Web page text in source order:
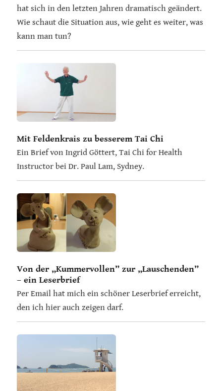
hat sich in den letzten Jahren dramatisch geändert.
Wie schaut die Situation aus, wie geht es weiter, was
kann man tun?
Mit Feldenkrais zu besserem Tai Chi
Ein Brief von Ingrid Göttert, Tai Chi for Health
Instructor bei Dr. Paul Lam, Sydney.
Von der „Kummervollen” zur „Lauschenden”
– ein Leserbrief
Per Email hat mich ein schöner Leserbrief erreicht,
den ich hier auch zeigen darf.